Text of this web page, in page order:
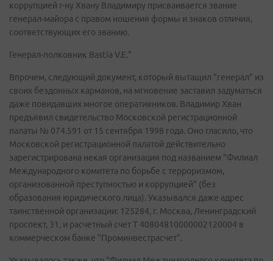
коррупцией г-ну Хвану Владимиру присваивается звание
генерал-майора с правом ношения формы и знаков отличия,
соответствующих его званию.
Генерал-полковник Bastia V.E."
Впрочем, следующий документ, который вытащил "генерал" из
своих бездонных карманов, на мгновение заставил задуматься
даже повидавших многое оперативников. Владимир Хван
предъявил свидетельство Московской регистрационной
палаты № 074.591 от 15 сентября 1998 года. Оно гласило, что
Московской регистрационной палатой действительно
зарегистрирована некая организация под названием "Филиал
Международного комитета по борьбе с терроризмом,
организованной преступностью и коррупцией" (без
образования юридического лица). Указывался даже адрес
таинственной организации: 125284, г. Москва, Ленинградский
проспект, 31, и расчетный счет Т 40804810000002120004 в
коммерческом банке "Проминвестрасчет".